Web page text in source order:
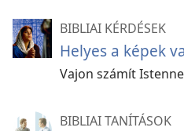
BIBLIAI KÉRDÉSEK
Helyes a képek
Vajon számít
BIBLIAI TANÍTÁSOK